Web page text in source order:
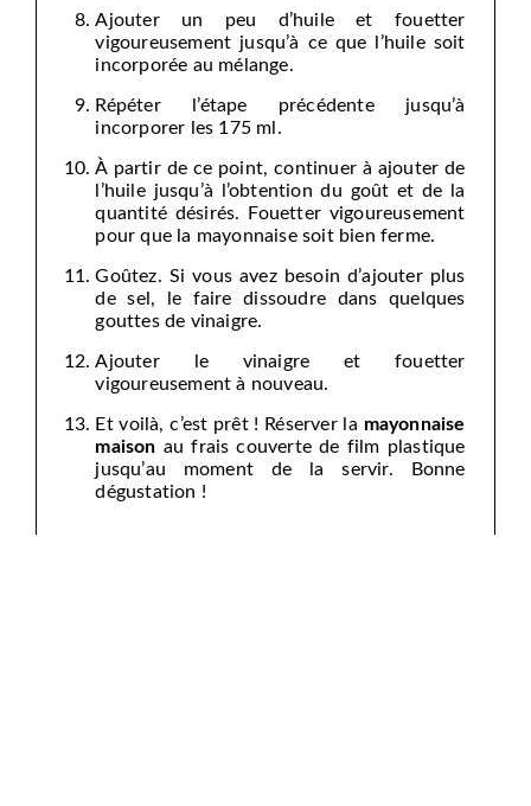
Ajouter un peu d’huile et fouetter
vigoureusement jusqu’à ce que l’huile soit
incorporée au mélange.
Répéter l’étape précédente jusqu’à
incorporer les 175 ml.
À partir de ce point, continuer à ajouter de
l’huile jusqu’à l’obtention du goût et de la
quantité désirés. Fouetter vigoureusement
pour que la mayonnaise soit bien ferme.
Goûtez. Si vous avez besoin d’ajouter plus
de sel, le faire dissoudre dans quelques
gouttes de vinaigre.
Ajouter le vinaigre et fouetter
vigoureusement à nouveau.
Et voilà, c’est prêt ! Réserver la mayonnaise
maison au frais couverte de film plastique
jusqu’au moment de la servir. Bonne
dégustation !